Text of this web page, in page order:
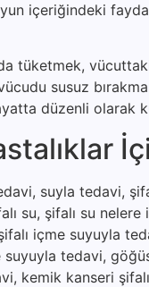
içeriğindeki
tüketmek,
susuz
düzenli olarak
suyla tedavi,
su, şifalı su
içme suyuyla
tedavi,
kemik kanseri